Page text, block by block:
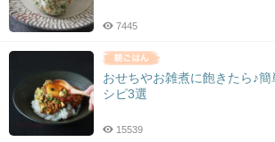
7445
おせちやお雑煮に飽きたら♪
シピ3選
15539